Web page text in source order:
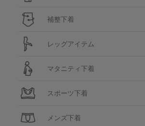
補整下着
レッグアイテム
マタニティ下着
スポーツ下着
メンズ下着